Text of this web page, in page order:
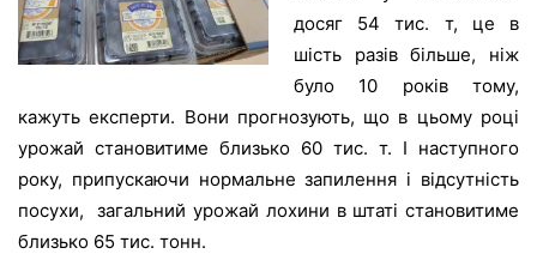
досяг 54 тис. т, це в
шість разів більше, ніж
було 10 років тому,
кажуть експерти. Вони прогнозують, що в цьому році
урожай становитиме близько 60 тис. т. І наступного
року, припускаючи нормальне запилення і відсутність
посухи, загальний урожай лохини в штаті становитиме
близько 65 тис. тонн.